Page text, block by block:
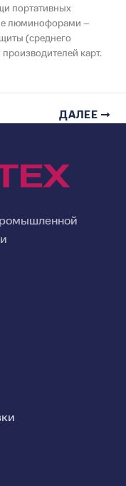
портативных
люминофорами –
(среднего
карт.
ДАЛЕЕ